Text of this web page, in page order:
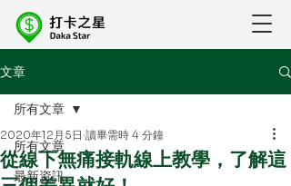
文章
所有文章
最新資訊
所有文章
從線下無痛接軌線上教學，了解這
2020年12月5日 讀畢需時 4 分鐘